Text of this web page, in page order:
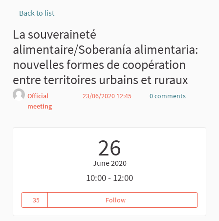
Back to list
La souveraineté
alimentaire/Soberanía alimentaria:
nouvelles formes de coopération
entre territoires urbains et ruraux
Official
meeting
23/06/2020 12:45
0 comments
26
June 2020
10:00 - 12:00
35
35 followers
FollowLa souveraineté alimentaire/